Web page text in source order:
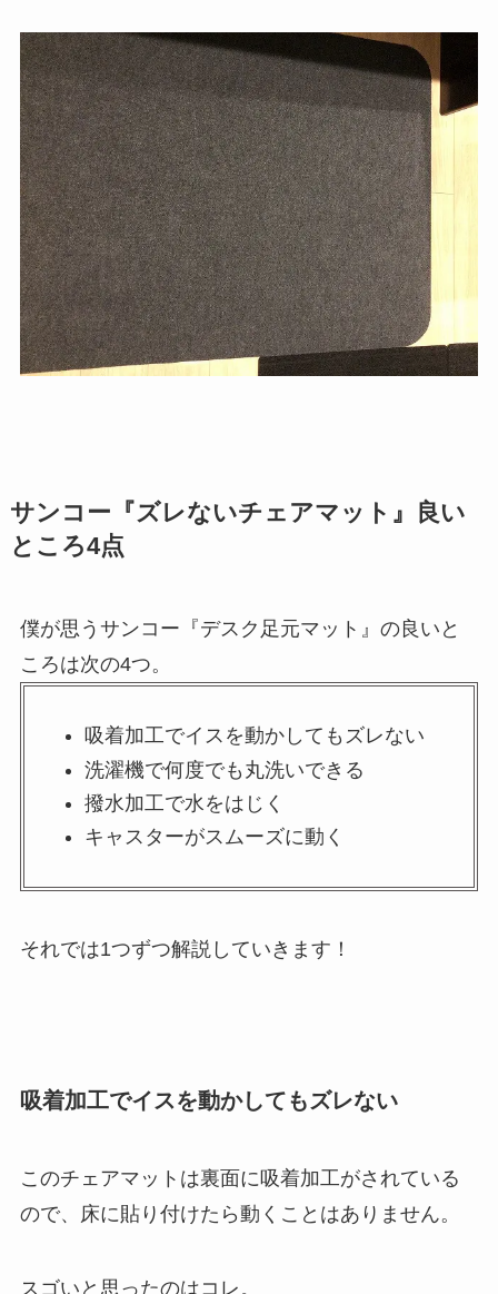
サンコー『ズレないチェアマット』良い
ところ4点
僕が思うサンコー『デスク足元マット』の良いと
ころは次の4つ。
吸着加工でイスを動かしてもズレない
洗濯機で何度でも丸洗いできる
撥水加工で水をはじく
キャスターがスムーズに動く
それでは1つずつ解説していきます！
吸着加工でイスを動かしてもズレない
このチェアマットは裏面に吸着加工がされている
ので、床に貼り付けたら動くことはありません。
スゴいと思ったのはコレ。